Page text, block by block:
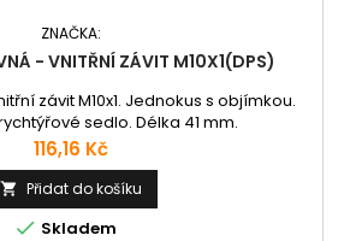
ZNAČKA:
- VNITŘNÍ ZÁVIT M10X1(DPS)
závit M10x1. Jednokus s objímkou.
sedlo. Délka 41 mm.
Cena
116,16 Kč
 Přidat do košíku
 Skladem